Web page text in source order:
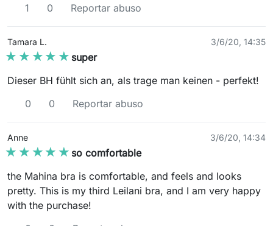
1
0 Reportar abuso
Tamara L. 3/6/20, 14:35
★★★★★
★★★★★ super
Dieser BH fühlt sich an, als trage man keinen - perfekt!
0
0 Reportar abuso
Anne 3/6/20, 14:34
★★★★★
★★★★★ so comfortable
the Mahina bra is comfortable, and feels and looks
pretty. This is my third Leilani bra, and I am very happy
with the purchase!